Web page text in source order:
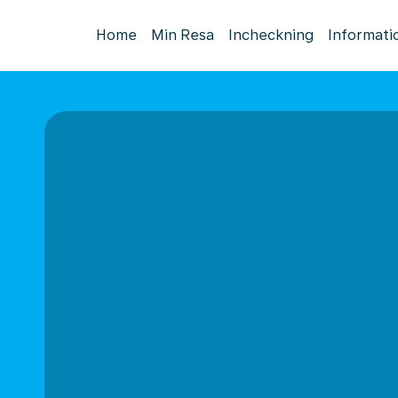
Home Min Resa Incheckning